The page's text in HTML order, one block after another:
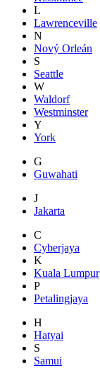
L
Lawrenceville
N
Nový Orleán
S
Seattle
W
Waldorf
Westminster
Y
York
G
Guwahati
J
Jakarta
C
Cyberjaya
K
Kuala Lumpur
P
Petalingjaya
H
Hatyai
S
Samui